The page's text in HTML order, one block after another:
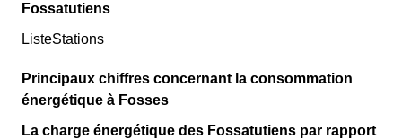
Fossatutiens
ListeStations
Principaux chiffres concernant la consommation
énergétique à Fosses
La charge énergétique des Fossatutiens par rapport